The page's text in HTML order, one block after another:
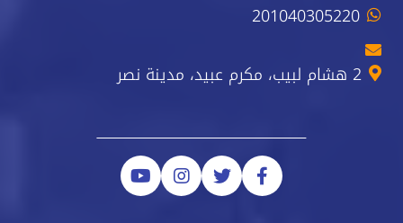
201040305220
2 هشام لبيب، مكرم عبيد، مدينة نصر